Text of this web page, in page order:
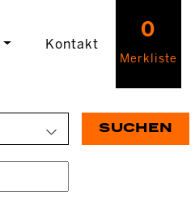
Kontakt
0
Merkliste
SUCHEN